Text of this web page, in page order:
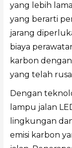
yang lebih
yang berarti
jarang
biaya
karbon
yang telah
Dengan
lampu jalan
lingkungan
emisi karbon